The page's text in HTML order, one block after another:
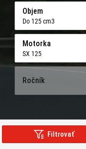
Objem
Do 125 cm3
Motorka
SX 125
Ročník
Filtrovať